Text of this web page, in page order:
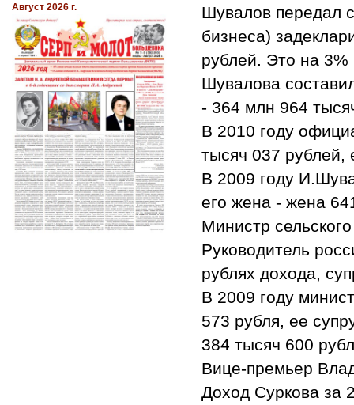
Шувалов передал
бизнеса)
рублей. Это на
Шувалова
- 364 млн 964
В 2010 году
тысяч 037 рублей,
В 2009 году
его жена - жена
Министр
Руководитель
рублях дохода,
В 2009 году
573 рубля, ее
384 тысяч 600
Вице-премьер
Доход Суркова за
Август 2026 г.